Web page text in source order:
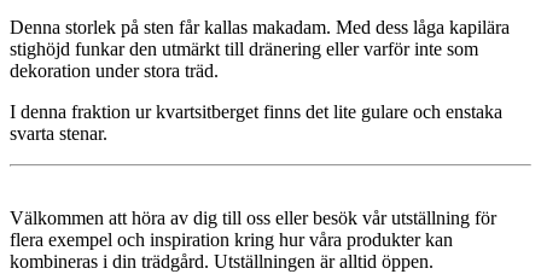
Denna storlek på sten får kallas makadam. Med dess låga kapilära
stighöjd funkar den utmärkt till dränering eller varför inte som
dekoration under stora träd.
I denna fraktion ur kvartsitberget finns det lite gulare och enstaka
svarta stenar.
Välkommen att höra av dig till oss eller besök vår utställning för
flera exempel och inspiration kring hur våra produkter kan
kombineras i din trädgård. Utställningen är alltid öppen.